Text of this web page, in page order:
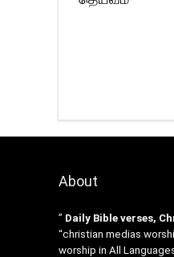
About
” Daily Bible verses,
“christian medias
worship in All